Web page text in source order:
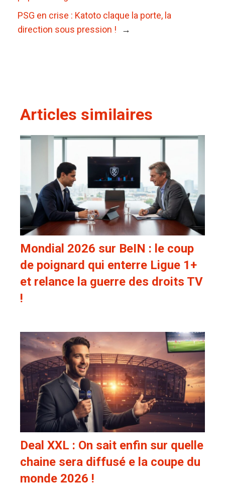
PSG en crise : Katoto claque la porte, la
direction sous pression !
→
Articles similaires
Mondial 2026 sur BeIN : le coup
de poignard qui enterre Ligue 1+
et relance la guerre des droits TV
!
Deal XXL : On sait enfin sur quelle
chaine sera diffusé e la coupe du
monde 2026 !